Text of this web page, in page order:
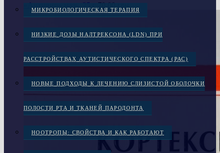
МИКРОБИОЛОГИЧЕСКАЯ ТЕРАПИЯ
НИЗКИЕ ДОЗЫ НАЛТРЕКСОНА (LDN) ПРИ
РАССТРОЙСТВАХ АУТИСТИЧЕСКОГО СПЕКТРА (РАС)
НОВЫЕ ПОДХОДЫ К ЛЕЧЕНИЮ СЛИЗИСТОЙ ОБОЛОЧКИ
ПОЛОСТИ РТА И ТКАНЕЙ ПАРОДОНТА
НООТРОПЫ: СВОЙСТВА И КАК РАБОТАЮТ
«Антивир» мазь, 25 г 70.00 грн.